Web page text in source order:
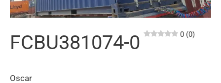
FCBU381074-0 0 (0)
Oscar